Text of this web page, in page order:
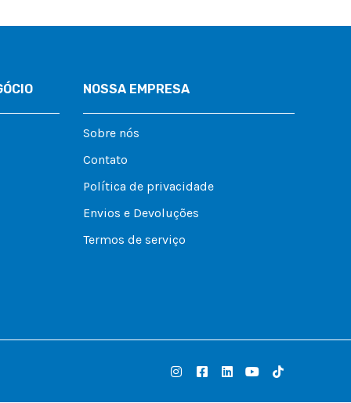
NOSSA EMPRESA
Sobre nós
Contato
Política de privacidade
Envios e Devoluções
Termos de serviço